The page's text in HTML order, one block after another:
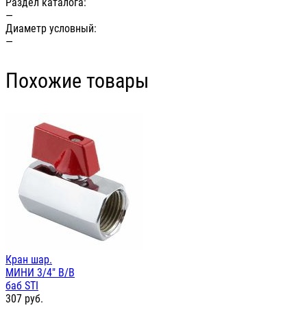
—
Диаметр условный:
—
Похожие товары
Кран шар.
МИНИ 3/4" В/В
баб STI
307 руб.